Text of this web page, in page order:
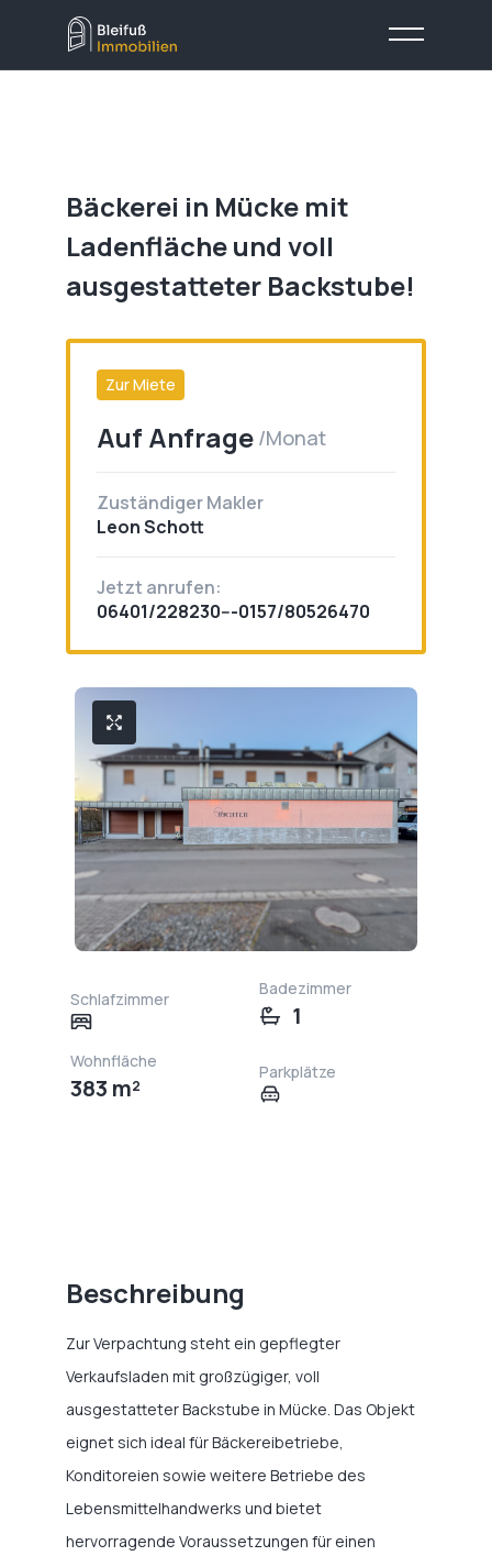
Bäckerei in Mücke mit
Ladenfläche und voll
ausgestatteter Backstube!
Zur Miete
Auf Anfrage /Monat
Zuständiger Makler
Leon Schott
Jetzt anrufen:
06401/228230---0157/80526470
Schlafzimmer
Badezimmer
1
Wohnfläche
383 m²
Parkplätze
Beschreibung
Zur Verpachtung steht ein gepflegter
Verkaufsladen mit großzügiger, voll
ausgestatteter Backstube in Mücke. Das Objekt
eignet sich ideal für Bäckereibetriebe,
Konditoreien sowie weitere Betriebe des
Lebensmittelhandwerks und bietet
hervorragende Voraussetzungen für einen